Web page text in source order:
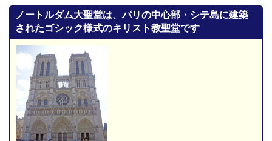
ノートルダム大聖堂は、パリの中心部・シテ島に建築
されたゴシック様式のキリスト教聖堂です